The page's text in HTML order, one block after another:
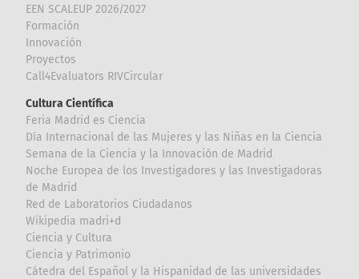
EEN SCALEUP 2026/2027
Formación
Innovación
Proyectos
Call4Evaluators RIVCircular
Cultura Científica
Feria Madrid es Ciencia
Día Internacional de las Mujeres y las Niñas en la Ciencia
Semana de la Ciencia y la Innovación de Madrid
Noche Europea de los Investigadores y las Investigadoras
de Madrid
Red de Laboratorios Ciudadanos
Wikipedia madri+d
Ciencia y Cultura
Ciencia y Patrimonio
Cátedra del Español y la Hispanidad de las universidades